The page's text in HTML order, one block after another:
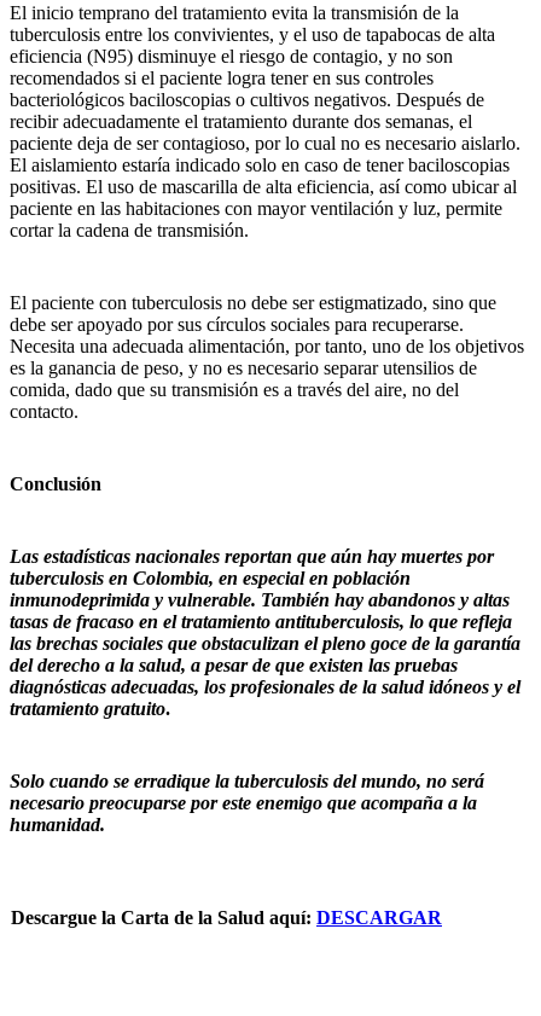
El inicio temprano del tratamiento evita la transmisión de la
tuberculosis entre los convivientes, y el uso de tapabocas de alta
eficiencia (N95) disminuye el riesgo de contagio, y no son
recomendados si el paciente logra tener en sus controles
bacteriológicos baciloscopias o cultivos negativos. Después de
recibir adecuadamente el tratamiento durante dos semanas, el
paciente deja de ser contagioso, por lo cual no es necesario aislarlo.
El aislamiento estaría indicado solo en caso de tener baciloscopias
positivas. El uso de mascarilla de alta eficiencia, así como ubicar al
paciente en las habitaciones con mayor ventilación y luz, permite
cortar la cadena de transmisión.
El paciente con tuberculosis no debe ser estigmatizado, sino que
debe ser apoyado por sus círculos sociales para recuperarse.
Necesita una adecuada alimentación, por tanto, uno de los objetivos
es la ganancia de peso, y no es necesario separar utensilios de
comida, dado que su transmisión es a través del aire, no del
contacto.
Conclusión
Las estadísticas nacionales reportan que aún hay muertes por
tuberculosis en Colombia, en especial en población
inmunodeprimida y vulnerable. También hay abandonos y altas
tasas de fracaso en el tratamiento antituberculosis, lo que refleja
las brechas sociales que obstaculizan el pleno goce de la garantía
del derecho a la salud, a pesar de que existen las pruebas
diagnósticas adecuadas, los profesionales de la salud idóneos y el
tratamiento gratuito.
Solo cuando se erradique la tuberculosis del mundo, no será
necesario preocuparse por este enemigo que acompaña a la
humanidad.
Descargue la Carta de la Salud aquí: DESCARGAR